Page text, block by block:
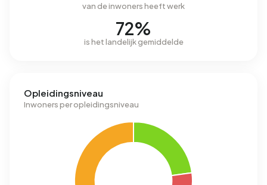
van de inwoners heeft werk
72%
is het landelijk gemiddelde
Opleidingsniveau
Inwoners per opleidingsniveau